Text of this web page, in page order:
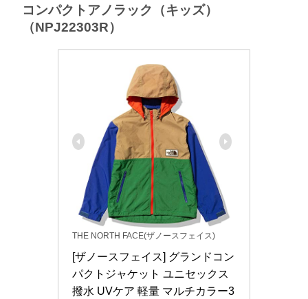
コンパクトアノラック（キッズ）
（NPJ22303R）
THE NORTH FACE(ザノースフェイス)
[ザノースフェイス] グランドコン
パクトジャケット ユニセックス
撥水 UVケア 軽量 マルチカラー3